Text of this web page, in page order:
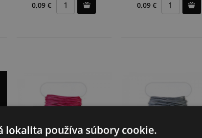
0,09 € 0,09 €
lokalita používa súbory cookie.